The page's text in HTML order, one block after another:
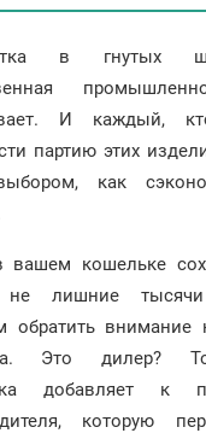
в гнутых
И каждый,
партию этих
как
вашем кошельке
не лишние тысячи
обратить внимание
Это дилер?
добавляет к
которую